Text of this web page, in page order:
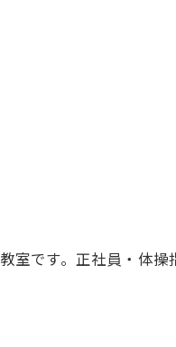
です。正社員・体操